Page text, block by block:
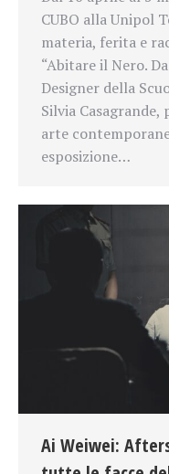
CUBO alla Unipol
materia, ferita e
“Abitare il Nero.
Designer della
Silvia
arte
esposizione…
Ai Weiwei: